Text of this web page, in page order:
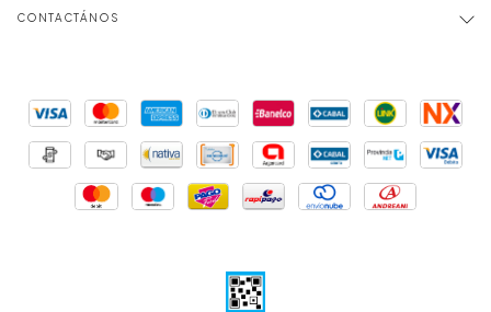
CONTACTÁNOS